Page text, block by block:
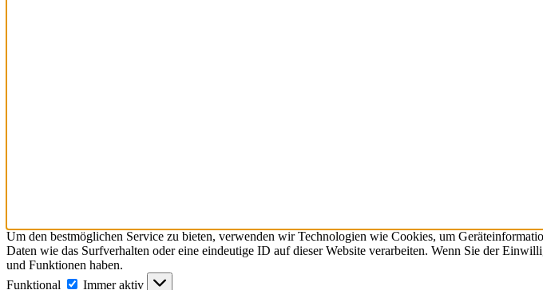
Um den bestmöglichen Service zu bieten, verwenden wir Technologien wie Cookies, um
Daten wie das Surfverhalten oder eine eindeutige ID auf dieser Website verarbeiten. Wenn Sie der
und Funktionen haben.
Funktional
Funktional
Immer aktiv